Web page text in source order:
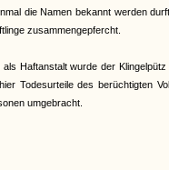
die Namen bekannt werden
zusammengepfercht.
Haftanstalt wurde der
Todesurteile des berüchtigten
umgebracht.